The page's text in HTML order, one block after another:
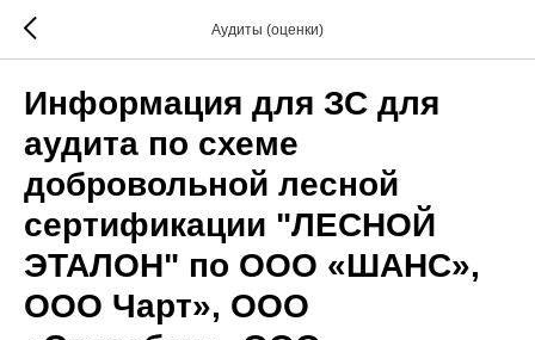
Аудиты (оценки)
Информация для ЗС для
аудита по схеме
добровольной лесной
сертификации "ЛЕСНОЙ
ЭТАЛОН" по ООО «ШАНС»,
ООО Чарт», ООО